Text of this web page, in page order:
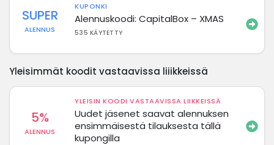
SUPER
ALENNUS
KUPONKI
Alennuskoodi: CapitalBox – XMAS
535 KÄYTETTY
Yleisimmät koodit vastaavissa liiikkeissä
5%
ALENNUS
YLEISIN KOODI VASTAAVISSA LIIKKEISSÄ
Uudet jäsenet saavat alennuksen
ensimmäisestä tilauksesta tällä
kupongilla